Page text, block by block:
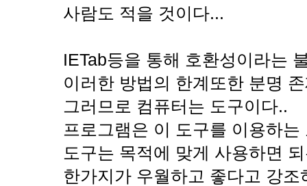
사람도 적을 것이다...
IETab등을 통해 호환성이라는
이러한 방법의 한계또한 분명
그러므로 컴퓨터는 도구이다..
프로그램은 이 도구를 이용하는
도구는 목적에 맞게 사용하면
한가지가 우월하고 좋다고 강